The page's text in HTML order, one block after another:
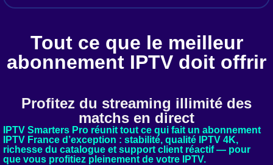
Tout ce que le meilleur
abonnement IPTV doit offrir
Profitez du streaming illimité des
matchs en direct
IPTV Smarters Pro réunit tout ce qui fait un abonnement
IPTV France d’exception : stabilité, qualité IPTV 4K,
richesse du catalogue et support client réactif — pour
que vous profitiez pleinement de votre IPTV.